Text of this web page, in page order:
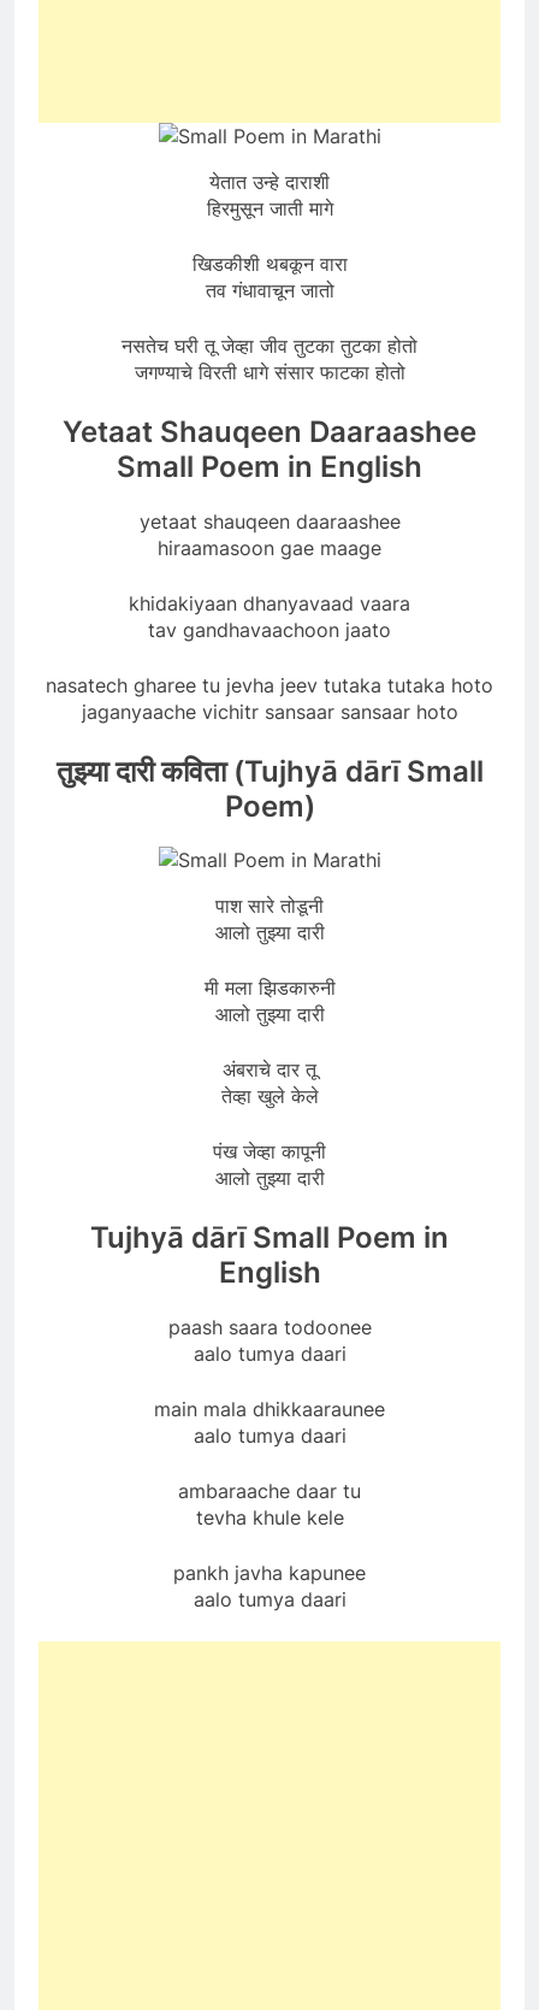
येतात उन्हे दाराशी
हिरमुसून जाती मागे
खिडकीशी थबकून वारा
तव गंधावाचून जातो
नसतेच घरी तू जेव्हा जीव तुटका तुटका होतो
जगण्याचे विरती धागे संसार फाटका होतो
Yetaat Shauqeen Daaraashee
Small Poem in English
yetaat shauqeen daaraashee
hiraamasoon gae maage
khidakiyaan dhanyavaad vaara
tav gandhavaachoon jaato
nasatech gharee tu jevha jeev tutaka tutaka hoto
jaganyaache vichitr sansaar sansaar hoto
तुझ्या दारी कविता (Tujhyā dārī Small
Poem)
पाश सारे तोडूनी
आलो तुझ्या दारी
मी मला झिडकारुनी
आलो तुझ्या दारी
अंबराचे दार तू
तेव्हा खुले केले
पंख जेव्हा कापूनी
आलो तुझ्या दारी
Tujhyā dārī Small Poem in
English
paash saara todoonee
aalo tumya daari
main mala dhikkaaraunee
aalo tumya daari
ambaraache daar tu
tevha khule kele
pankh javha ​​kapunee
aalo tumya daari